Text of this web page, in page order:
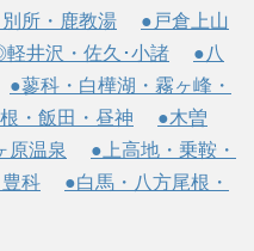
所・鹿教湯
●戸倉上山
井沢・佐久･小諸
●八
●蓼科・白樺湖・霧ヶ峰・
・飯田・昼神
●木曽
原温泉
●上高地・乗鞍・
科
●白馬・八方尾根・